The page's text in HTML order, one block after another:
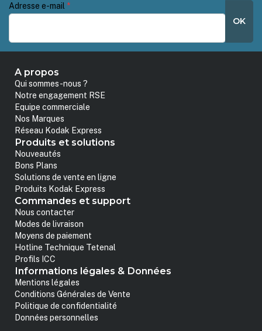
Adresse e-mail *
OK
A propos
Qui sommes-nous ?
Notre engagement RSE
Equipe commerciale
Nos Marques
Réseau Kodak Express
Produits et solutions
Nouveautés
Bons Plans
Solutions de vente en ligne
Produits Kodak Express
Commandes et support
Nous contacter
Modes de livraison
Moyens de paiement
Hotline Technique Tetenal
Profils ICC
Informations légales & Données
Mentions légales
Conditions Générales de Vente
Politique de confidentialité
Données personnelles